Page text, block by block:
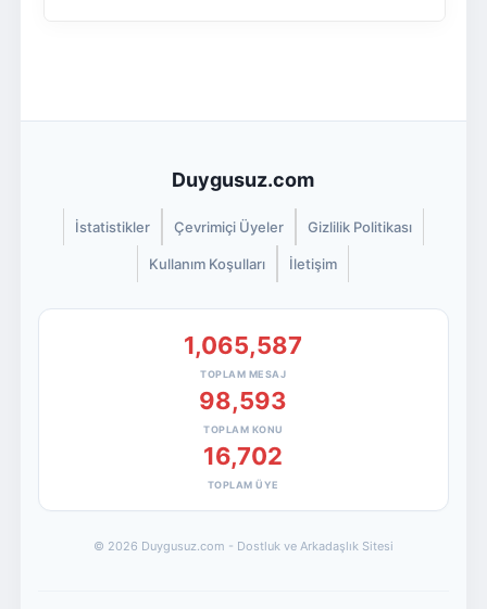
Duygusuz.com
İstatistikler Çevrimiçi Üyeler Gizlilik Politikası
Kullanım Koşulları İletişim
1,065,587
TOPLAM MESAJ
98,593
TOPLAM KONU
16,702
TOPLAM ÜYE
© 2026 Duygusuz.com - Dostluk ve Arkadaşlık Sitesi